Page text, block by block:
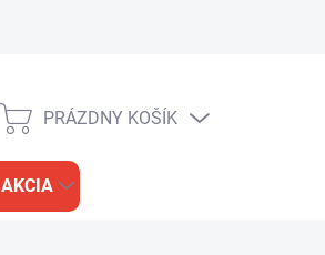
NÁKUPNÝ
PRÁZDNY KOŠÍK
AKCIA